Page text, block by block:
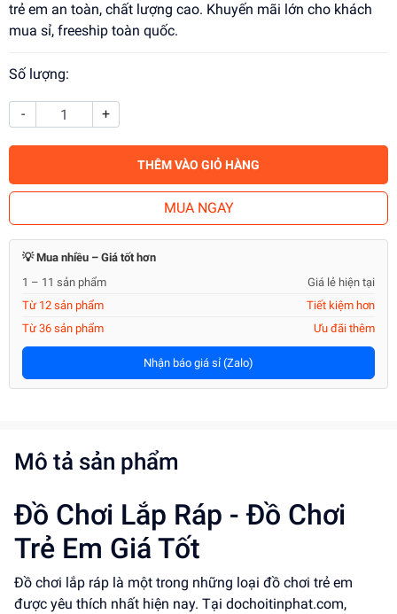
trẻ em an toàn, chất lượng cao. Khuyến mãi lớn cho khách
mua sỉ, freeship toàn quốc.
Số lượng:
- +
THÊM VÀO GIỎ HÀNG
MUA NGAY
💡 Mua nhiều – Giá tốt hơn
1 – 11 sản phẩm
Giá lẻ hiện tại
Từ 12 sản phẩm
Tiết kiệm hơn
Từ 36 sản phẩm
Ưu đãi thêm
Nhận báo giá sỉ (Zalo)
Mô tả sản phẩm
Đồ Chơi Lắp Ráp - Đồ Chơi
Trẻ Em Giá Tốt
Đồ chơi lắp ráp là một trong những loại đồ chơi trẻ em
được yêu thích nhất hiện nay. Tại dochoitinphat.com,